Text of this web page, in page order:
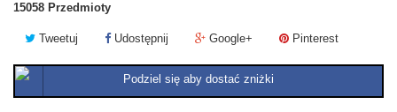
15058 Przedmioty
Tweetuj Udostępnij Google+ Pinterest
Podziel się aby dostać zniżki